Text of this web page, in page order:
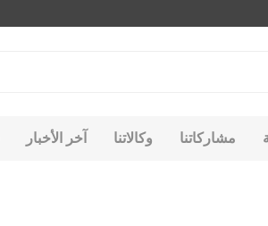
مشاركاتنا وكالاتنا آخر الأخبار